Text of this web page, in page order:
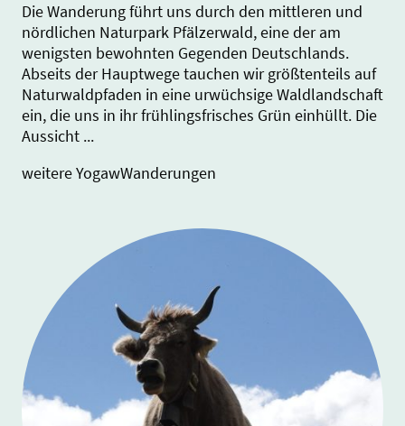
Die Wanderung führt uns durch den mittleren und
nördlichen Naturpark Pfälzerwald, eine der am
wenigsten bewohnten Gegenden Deutschlands.
Abseits der Hauptwege tauchen wir größtenteils auf
Naturwaldpfaden in eine urwüchsige Waldlandschaft
ein, die uns in ihr frühlingsfrisches Grün einhüllt. Die
Aussicht ...
weitere YogawWanderungen